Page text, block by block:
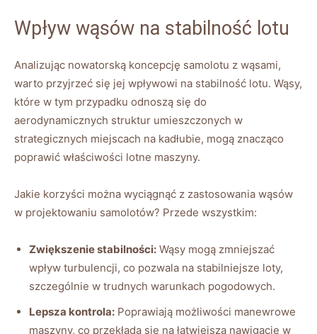
Wpływ wąsów na stabilność lotu
Analizując nowatorską koncepcję samolotu z wąsami,
warto⁢ przyjrzeć się jej wpływowi na stabilność lotu. Wąsy,
które w tym przypadku odnoszą się do
aerodynamicznych struktur umieszczonych w
‌strategicznych miejscach na kadłubie, mogą znacząco
poprawić właściwości ⁢lotne maszyny.
Jakie korzyści można wyciągnąć z zastosowania wąsów
w‍ projektowaniu samolotów? Przede wszystkim:
Zwiększenie stabilności: Wąsy mogą zmniejszać
wpływ turbulencji, co pozwala na stabilniejsze loty,
szczególnie w trudnych warunkach pogodowych.
Lepsza kontrola: Poprawiają możliwości manewrowe
maszyny, co przekłada się na łatwiejszą nawigację ​w